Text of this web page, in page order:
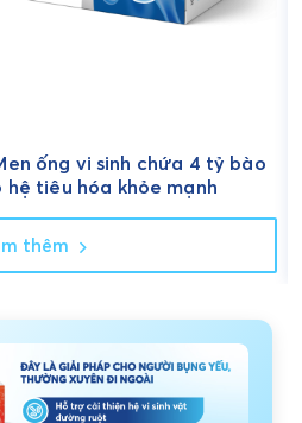
ống vi sinh chứa 4 tỷ bào
tiêu hóa khỏe mạnh
thêm